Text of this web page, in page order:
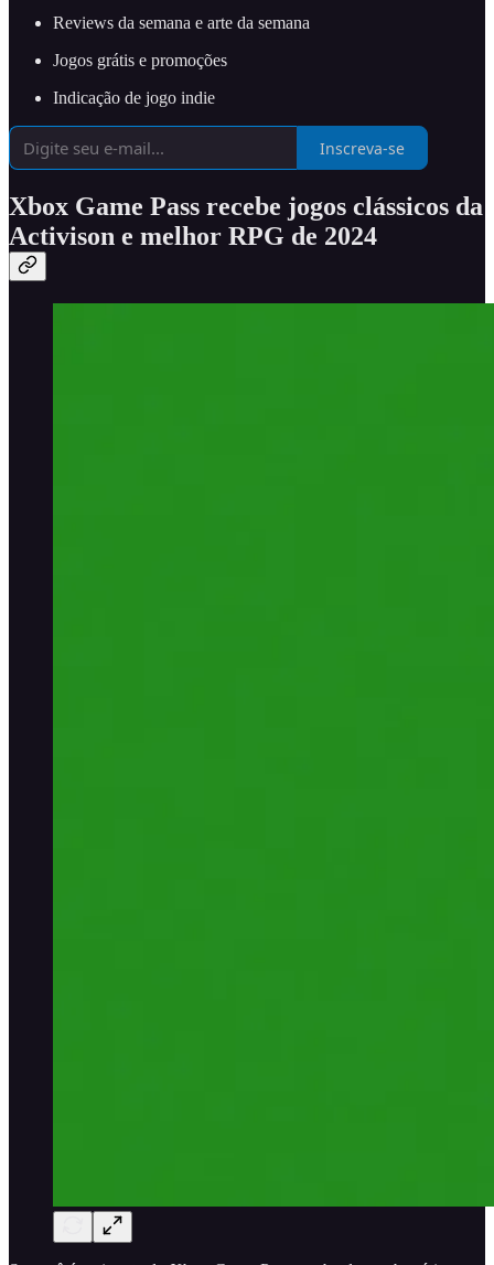
Reviews da semana e arte da semana
Jogos grátis e promoções
Indicação de jogo indie
Inscreva-se
Xbox Game Pass recebe jogos clássicos da
Activison e melhor RPG de 2024